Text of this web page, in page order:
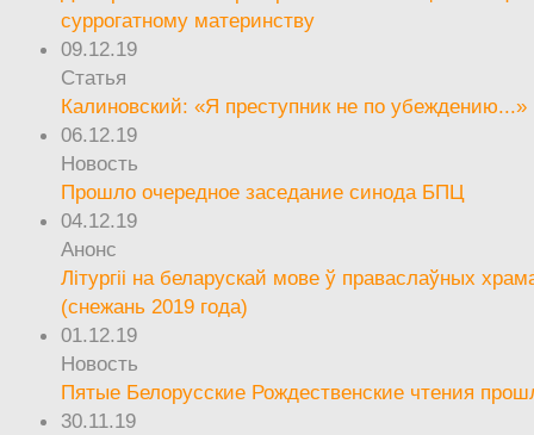
суррогатному материнству
09.12.19
Статья
Калиновский: «Я преступник не по убеждению...»
06.12.19
Новость
Прошло очередное заседание синода БПЦ
04.12.19
Анонс
Літургіі на беларускай мове ў праваслаўных
(снежань 2019 года)
01.12.19
Новость
Пятые Белорусские Рождественские чтения
30.11.19